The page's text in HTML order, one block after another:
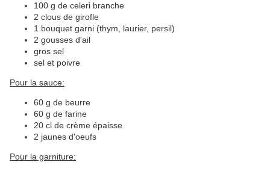
100 g de celeri branche
2 clous de girofle
1 bouquet garni (thym, laurier, persil)
2 gousses d'ail
gros sel
sel et poivre
Pour la sauce:
60 g de beurre
60 g de farine
20 cl de crème épaisse
2 jaunes d'oeufs
Pour la garniture: